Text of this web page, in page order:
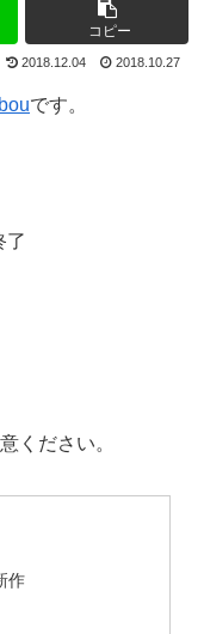
コピー
2018.12.04 2018.10.27
です。
了
ください。
作